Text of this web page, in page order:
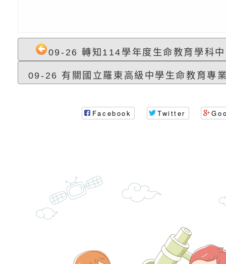
工作坊」、「愛『原
親子共學同樂會」、
時光」海報
情緒力？—用SEL玩
子溝通之秘訣」
礙者生命教育推廣協
「環保愛台灣」第五
檢送行政院新聞傳播
月份公共服務政策溝
有關桃園市政府家庭
『原原』不絕－親子
理「桃園市115年度
轉知中華民國全國家
115年國民小學學生
明會」
協會辦理「臺中市第
之光身心障礙繪畫徵
展」活動
檢送國立臺南大學
視覺障礙學生儀表及
學研習」實施計畫(
「區域職業試探與體
心」、「自造教育及
中心」及「國中小職
轉知本市辦理「115
者保齡球賽」
檢送桃園市政府LED
09-26 轉知114學年度生命教育學科
09-26 有關國立羅東高級中學生命教育專
Facebook Twitter